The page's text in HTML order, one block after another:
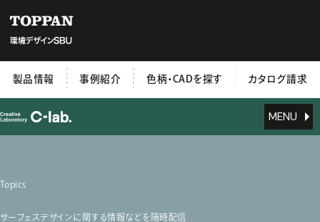
製品情報 事例紹介 色柄・CADを探す カタログ請求
MENU
Topics
サーフェスデザインに関する情報などを随時配信